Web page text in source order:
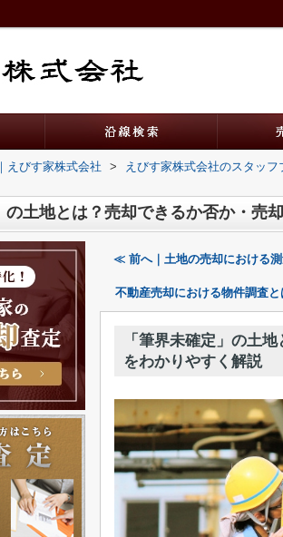
えびす家株式会社 > えびす家株式会社のスタッフ
の土地とは？売却できるか否か・売
≪ 前へ｜土地の売却における
不動産売却における物件調査
「筆界未確定」の土
をわかりやすく解説